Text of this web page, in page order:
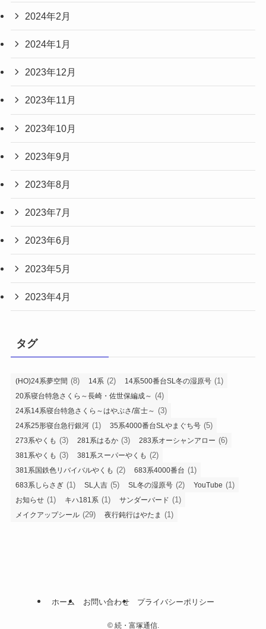
2024年2月
2024年1月
2023年12月
2023年11月
2023年10月
2023年9月
2023年8月
2023年7月
2023年6月
2023年5月
2023年4月
タグ
(HO)24系夢空間 (8) 14系 (2) 14系500番台SL冬の湿原号 (1)
20系寝台特急さくら～長崎・佐世保編成～ (4)
24系14系寝台特急さくら～はやぶさ/富士～ (3)
24系25形寝台急行銀河 (1) 35系4000番台SLやまぐち号 (5)
273系やくも (3) 281系はるか (3) 283系オーシャンアロー (6)
381系やくも (3) 381系スーパーやくも (2)
381系国鉄色リバイバルやくも (2) 683系4000番台 (1)
683系しらさぎ (1) SL人吉 (5) SL冬の湿原号 (2) YouTube (1)
お知らせ (1) キハ181系 (1) サンダーバード (1)
メイクアップシール (29) 夜行鈍行はやたま (1)
ホーム お問い合わせ プライバシーポリシー
©続・富塚通信.